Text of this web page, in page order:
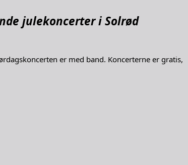
julekoncerter i Solrød
er med band. Koncerterne er gratis,